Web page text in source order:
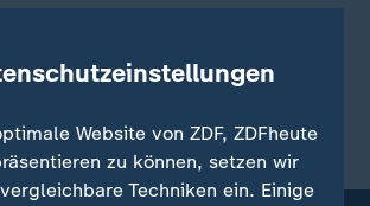
der Streik im öffentlichen
in vollem Gange. ZDF-
Behrendt berichtet aus der
über die aktuellen Entwicklungen.
Website von ZDF, ZDFheute
zu können, setzen wir
Techniken ein. Einige